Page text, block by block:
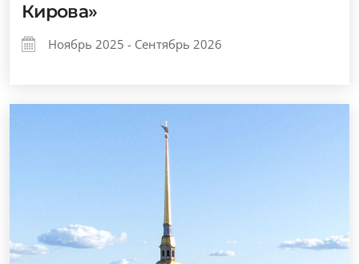
Кирова»
Ноябрь 2025 - Сентябрь 2026